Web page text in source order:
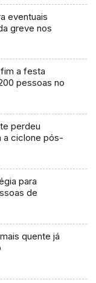
eventuais
greve nos
a festa
pessoas no
perdeu
a ciclone pós-
para
de
quente já